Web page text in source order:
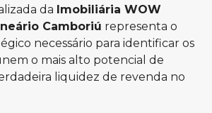
da Imobiliária WOW
Camboriú representa o
necessário para identificar os
o mais alto potencial de
liquidez de revenda no